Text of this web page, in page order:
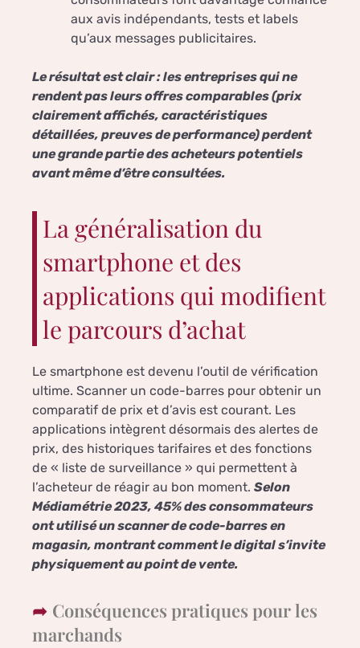
aux avis indépendants, tests et labels
qu’aux messages publicitaires.
Le résultat est clair : les entreprises qui ne
rendent pas leurs offres comparables (prix
clairement affichés, caractéristiques
détaillées, preuves de performance) perdent
une grande partie des acheteurs potentiels
avant même d’être consultées.
La généralisation du
smartphone et des
applications qui modifient
le parcours d’achat
Le smartphone est devenu l’outil de vérification
ultime. Scanner un code-barres pour obtenir un
comparatif de prix et d’avis est courant. Les
applications intègrent désormais des alertes de
prix, des historiques tarifaires et des fonctions
de « liste de surveillance » qui permettent à
l’acheteur de réagir au bon moment. Selon
Médiamétrie 2023, 45% des consommateurs
ont utilisé un scanner de code-barres en
magasin, montrant comment le digital s’invite
physiquement au point de vente.
Conséquences pratiques pour les
marchands